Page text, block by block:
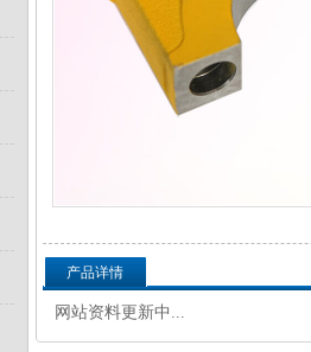
产品详情
网站资料更新中...